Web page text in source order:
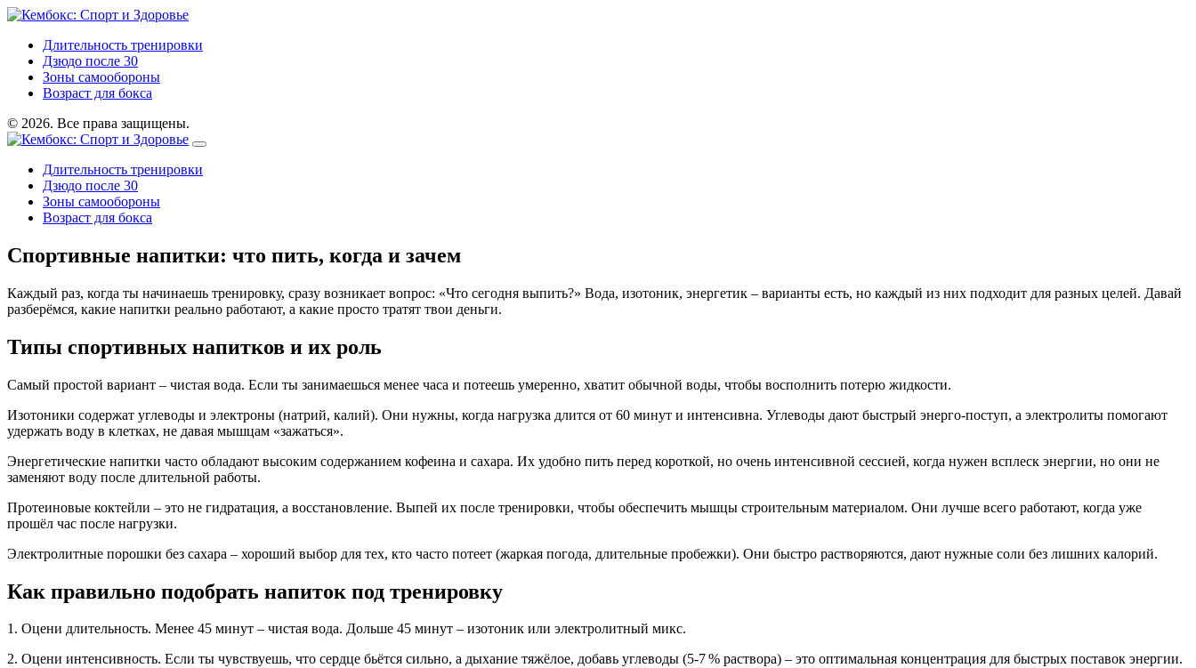
Длительность тренировки
Дзюдо после 30
Зоны самообороны
Возраст для бокса
© 2026. Все права защищены.
Длительность тренировки
Дзюдо после 30
Зоны самообороны
Возраст для бокса
Спортивные напитки: что пить, когда и зачем
Каждый раз, когда ты начинаешь тренировку, сразу возникает вопрос: «Что сегодня выпить?» Вода, изотоник, энергетик – варианты есть, но каждый из них подходит для разных целей. Давай
разберёмся, какие напитки реально работают, а какие просто тратят твои деньги.
Типы спортивных напитков и их роль
Самый простой вариант – чистая вода. Если ты занимаешься менее часа и потеешь умеренно, хватит обычной воды, чтобы восполнить потерю жидкости.
Изотоники содержат углеводы и электроны (натрий, калий). Они нужны, когда нагрузка длится от 60 минут и интенсивна. Углеводы дают быстрый энерго‑поступ, а электролиты помогают
удержать воду в клетках, не давая мышцам «зажаться».
Энергетические напитки часто обладают высоким содержанием кофеина и сахара. Их удобно пить перед короткой, но очень интенсивной сессией, когда нужен всплеск энергии, но они не
заменяют воду после длительной работы.
Протеиновые коктейли – это не гидратация, а восстановление. Выпей их после тренировки, чтобы обеспечить мышцы строительным материалом. Они лучше всего работают, когда уже
прошёл час после нагрузки.
Электролитные порошки без сахара – хороший выбор для тех, кто часто потеет (жаркая погода, длительные пробежки). Они быстро растворяются, дают нужные соли без лишних калорий.
Как правильно подобрать напиток под тренировку
1. Оцени длительность. Менее 45 минут – чистая вода. Дольше 45 минут – изотоник или электролитный микс.
2. Оцени интенсивность. Если ты чувствуешь, что сердце бьётся сильно, а дыхание тяжёлое, добавь углеводы (5‑7 % раствора) – это оптимальная концентрация для быстрых поставок энергии.